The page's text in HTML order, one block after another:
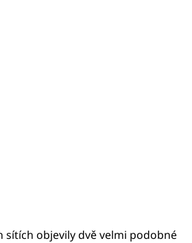
sítích objevily dvě velmi podobné